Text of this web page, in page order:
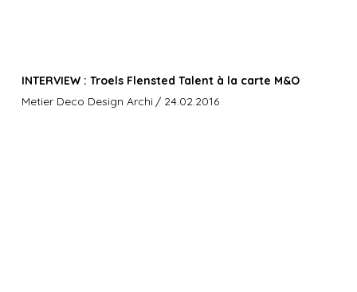
INTERVIEW : Troels Flensted Talent à la carte M&O
Metier Deco Design Archi / 24.02.2016